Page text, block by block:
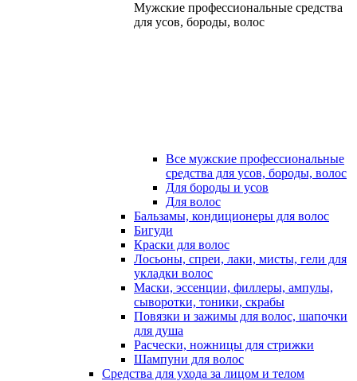
Мужские профессиональные средства
для усов, бороды, волос
Все мужские профессиональные
средства для усов, бороды, волос
Для бороды и усов
Для волос
Бальзамы, кондиционеры для волос
Бигуди
Краски для волос
Лосьоны, спреи, лаки, мисты, гели для
укладки волос
Маски, эссенции, филлеры, ампулы,
сыворотки, тоники, скрабы
Повязки и зажимы для волос, шапочки
для душа
Расчески, ножницы для стрижки
Шампуни для волос
Средства для ухода за лицом и телом